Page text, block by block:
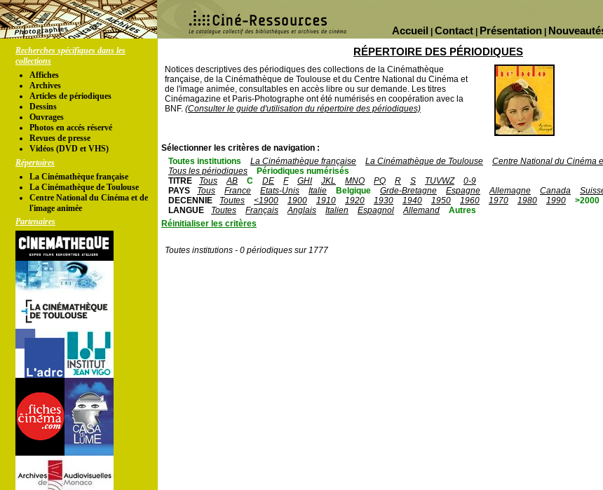
Présentation
Contact
Accueil
Recherches spécifiques dans les
collections
Affiches
Archives
Articles de périodiques
Dessins
Ouvrages
Photos en accés réservé
Revues de presse
Vidéos (DVD et VHS)
Répertoires
La Cinémathèque française
La Cinémathèque de Toulouse
Centre National du Cinéma et de
l'image animée
Partenaires
RÉPERTOIRE DES PÉRIODIQUES
Notices descriptives des périodiques des collections de la Cinémathèque
française, de la Cinémathèque de Toulouse et du Centre National du Cinéma et
de l'image animée, consultables en accès libre ou sur demande. Les titres
Cinémagazine et Paris-Photographe ont été numérisés en coopération avec la
BNF. (Consulter le guide d'utilisation du répertoire des périodiques)
Sélectionner les critères de navigation :
Toutes institutions
La Cinémathèque française La Cinémathèque de Toulouse
Centre National du Cinéma
Tous les périodiques
Périodiques numérisés
TITRE
Tous AB C DE F GHI JKL MNO PQ R S TUVWZ
0-9
PAYS
Tous France Etats-Unis Italie Belgique Grde-Bretagne Espagne Allemagne Canada
DECENNIE
Toutes <1900 1900 1910 1920 1930 1940 1950 1960 1970 1980 1990
>2000
LANGUE
Toutes Français Anglais Italien Espagnol Allemand
Autres
Réinitialiser les critères
Toutes institutions - 0 périodiques sur 1777